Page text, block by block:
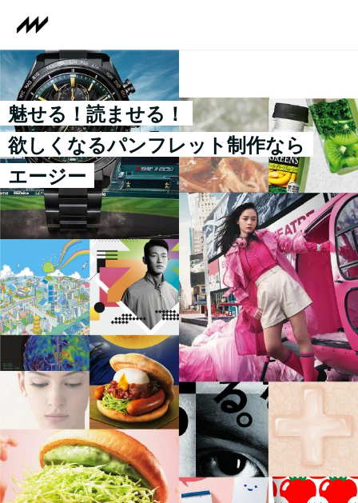
魅せる！読ませる！
欲しくなるパンフレット制作なら
エージー